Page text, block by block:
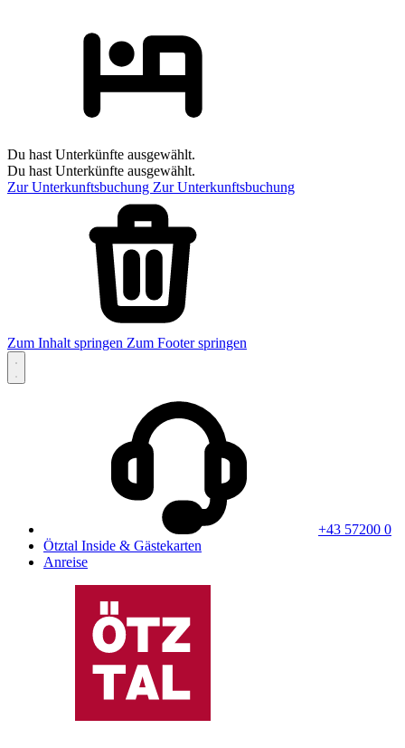
Du hast Unterkünfte ausgewählt.
Du hast Unterkünfte ausgewählt.
Zur Unterkunftsbuchung Zur Unterkunftsbuchung
Zum Inhalt springen Zum Footer springen
+43 57200 0
Ötztal Inside & Gästekarten
Anreise